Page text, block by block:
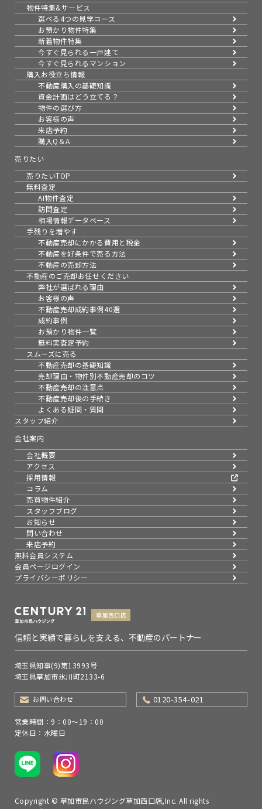
物件特集&サービス
選べる4つの見学コース
お預かり物件特集
新着物件特集
今すぐ見られる一戸建て
今すぐ見られるマンション
購入お役立ち情報
不動産購入の基礎知識
資金計画はどう立てる？
物件の選び方
お客様の声
来店予約
購入Q＆A
売りたい
売りたいTOP
無料査定
AI物件査定
訪問査定
相場情報データベース
手残りを増やす
不動産売却にかかる費用と税金
不動産を好条件で売る方法
不動産の売却方法
不動産のご売却お任せください
弊社が選ばれる理由
お客様の声
不動産売却成約事例40選
成約事例
お預かり物件一覧
無料実査定予約
スムーズに売る
不動産売却の基礎知識
売却理由・物件別不動産売却のコツ
不動産売却の注意点
不動産売却後の手続き
よくある疑問・質問
スタッフ紹介
会社案内
会社概要
アクセス
採用情報
コラム
売買物件紹介
スタッフブログ
お知らせ
問い合わせ
来店予約
無料会員システム
会員ページログイン
プライバシーポリシー
信頼と実績で暮らしを支える、不動産のパートナー
埼玉県知事(9)第13993号
埼玉県草加市氷川町2133-6
お問い合わせ 0120-354-021
営業時間：9：00～19：00
定休日：水曜日
Copyright © 草加市民ハウジング草加西口店,Inc. All rights